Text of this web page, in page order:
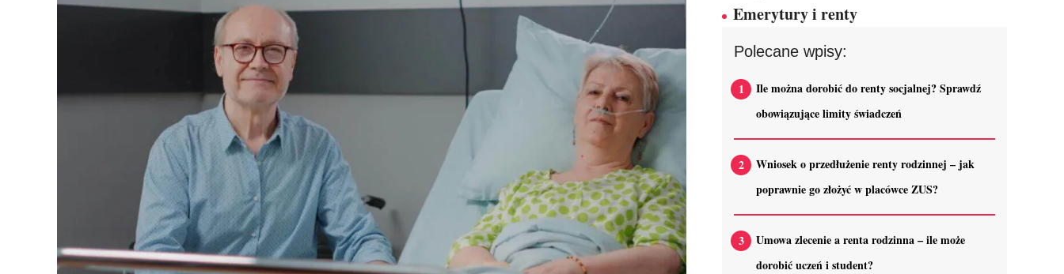
Emerytury i renty
Polecane wpisy:
Ile można dorobić do renty socjalnej? Sprawdź
obowiązujące limity świadczeń
Wniosek o przedłużenie renty rodzinnej – jak
poprawnie go złożyć w placówce ZUS?
Umowa zlecenie a renta rodzinna – ile może
dorobić uczeń i student?